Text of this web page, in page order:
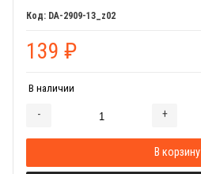
DA-2909-13_z02
139 ₽
В наличии
- +
В корзину